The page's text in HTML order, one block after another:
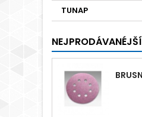
TUNAP
NEJPRODÁVANÉJŠÍ